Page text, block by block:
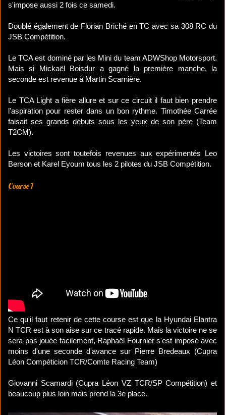
s'impose aussi 2 fois ce samedi.
Doublé également de Florian Briché en TC avec sa 308 RC du
JSB Compétition.
Le TCA est dominé par les Mini du team ADWShop Motorsport.
Mais si Mickaël Boisdur a gagné la première manche, la
seconde est revenue à Martin Scarnière.
Le TCA Light a fière allure et sur ce circuit il faut bien prendre
l'aspiration pour rester dans un bon rythme. Timothée Carrée
faisait ses grands débuts sous les yeux de son père (Team
T2CM).
Les victoires sont toutefois revenues aux expérimentés Leo
Berson et Karel Eyoum tous les 2 pilotes du JSB Compétition.
Course 1
Ce qu'il faut retenir de cette course est que la Hyundai Elantra
N TCR est à son aise sur ce tracé rapide. Mais la victoire ne se
sera pas jouée facilement, Raphaël Fournier s'est imposé avec
moins d'une seconde d'avance sur Pierre Bredeaux (Cupra
Léon Compéticion TCR/Comte Racing Team)
Giovanni Scamardi (Cupra Léon VZ TCR/SP Compétition) et
beaucoup plus loin mais prend la 3e place.